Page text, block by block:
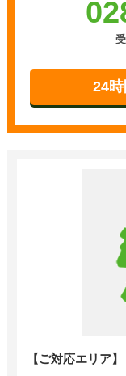
24
【ご対応エリア】